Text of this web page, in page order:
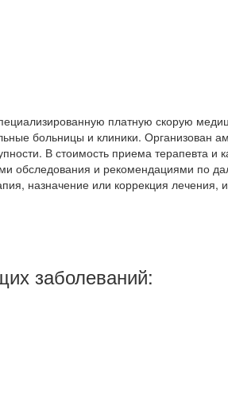
платную скорую
больницы и клиники. Организован
В стоимость приема терапевта и
обследования и рекомендациями
назначение или коррекция
заболеваний: